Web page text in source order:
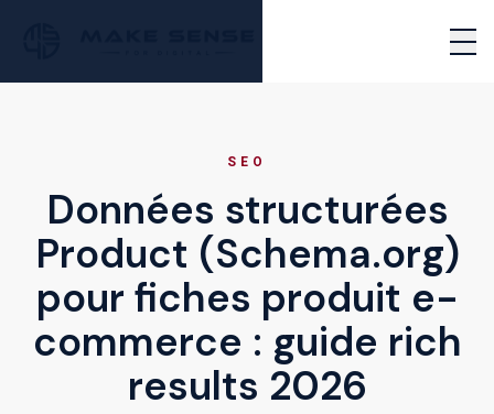
SEO
Données structurées
Product (Schema.org)
pour fiches produit e-
commerce : guide rich
results 2026